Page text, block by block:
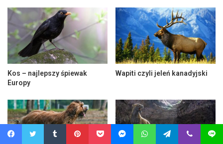
Kos – najlepszy śpiewak
Europy
Wapiti czyli jeleń kanadyjski